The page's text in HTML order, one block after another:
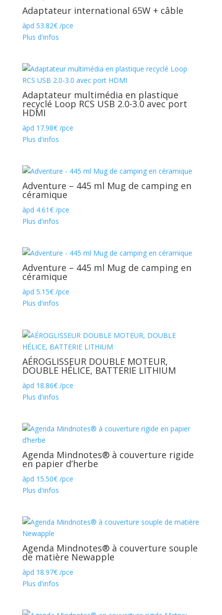
Adaptateur international 65W + câble
àpd 53.82€/pce
Plus d'infos
Adaptateur multimédia en plastique
recyclé Loop RCS USB 2.0-3.0 avec port
HDMI
àpd 17.98€/pce
Plus d'infos
Adventure – 445 ml Mug de camping en
céramique
àpd 4.61€/pce
Plus d'infos
Adventure – 445 ml Mug de camping en
céramique
àpd 5.15€/pce
Plus d'infos
AÉROGLISSEUR DOUBLE MOTEUR,
DOUBLE HÉLICE, BATTERIE LITHIUM
àpd 18.86€/pce
Plus d'infos
Agenda Mindnotes® à couverture rigide
en papier d’herbe
àpd 15.50€/pce
Plus d'infos
Agenda Mindnotes® à couverture souple
de matière Newapple
àpd 18.97€/pce
Plus d'infos